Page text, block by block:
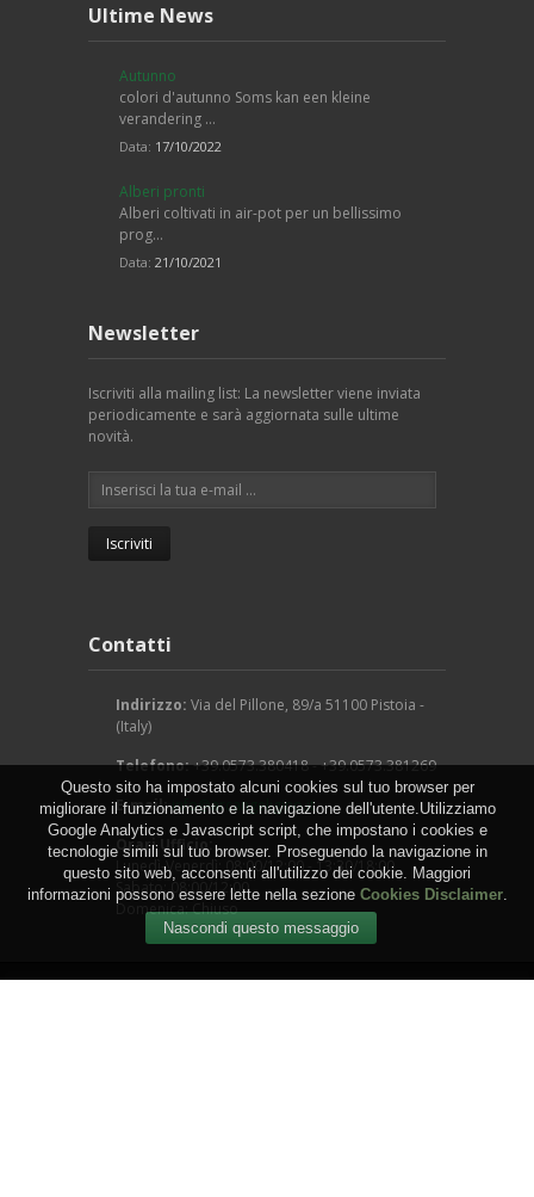
Ultime News
Autunno
colori d'autunno Soms kan een kleine
verandering …
Data: 17/10/2022
Alberi pronti
Alberi coltivati in air-pot per un bellissimo
prog…
Data: 21/10/2021
Newsletter
Iscriviti alla mailing list: La newsletter viene inviata
periodicamente e sarà aggiornata sulle ultime
novità.
Contatti
Indirizzo: Via del Pillone, 89/a 51100 Pistoia -
(Italy)
Telefono:+39.0573.380418 - +39.0573.381269
E-mail:info@arcangeligino.it
Orari Ufficio:
Lunedì-Venerdì: 08:00/12:00 - 13:30/18:00
Sabato: 08:00/12:00
Domenica: Chiuso
Questo sito ha impostato alcuni cookies sul tuo browser per
migliorare il funzionamento e la navigazione dell'utente.Utilizziamo
Google Analytics e Javascript script, che impostano i cookies e
tecnologie simili sul tuo browser. Proseguendo la navigazione in
questo sito web, acconsenti all'utilizzo dei cookie. Maggiori
informazioni possono essere lette nella sezione Cookies Disclaimer.